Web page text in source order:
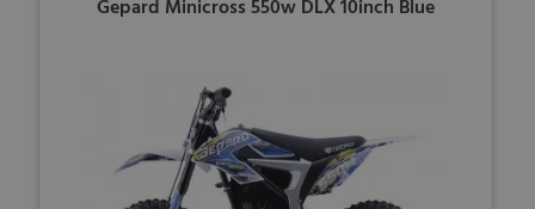
Gepard Minicross 550w DLX 10inch Blue